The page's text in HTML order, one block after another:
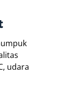
udara